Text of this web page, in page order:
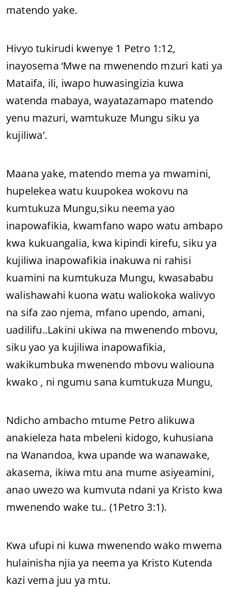
matendo yake.
Hivyo tukirudi kwenye 1 Petro 1:12,
inayosema ‘Mwe na mwenendo mzuri kati ya
Mataifa, ili, iwapo huwasingizia kuwa
watenda mabaya, wayatazamapo matendo
yenu mazuri, wamtukuze Mungu siku ya
kujiliwa’.
Maana yake, matendo mema ya mwamini,
hupelekea watu kuupokea wokovu na
kumtukuza Mungu,siku neema yao
inapowafikia, kwamfano wapo watu ambapo
kwa kukuangalia, kwa kipindi kirefu, siku ya
kujiliwa inapowafikia inakuwa ni rahisi
kuamini na kumtukuza Mungu, kwasababu
walishawahi kuona watu waliokoka walivyo
na sifa zao njema, mfano upendo, amani,
uadilifu..Lakini ukiwa na mwenendo mbovu,
siku yao ya kujiliwa inapowafikia,
wakikumbuka mwenendo mbovu waliouna
kwako , ni ngumu sana kumtukuza Mungu,
Ndicho ambacho mtume Petro alikuwa
anakieleza hata mbeleni kidogo, kuhusiana
na Wanandoa, kwa upande wa wanawake,
akasema, ikiwa mtu ana mume asiyeamini,
anao uwezo wa kumvuta ndani ya Kristo kwa
mwenendo wake tu.. (1Petro 3:1).
Kwa ufupi ni kuwa mwenendo wako mwema
hulainisha njia ya neema ya Kristo Kutenda
kazi vema juu ya mtu.